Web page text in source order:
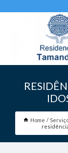
Home